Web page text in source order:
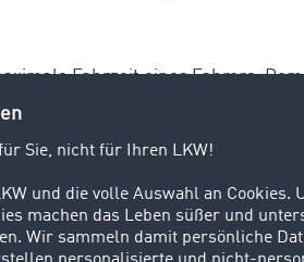
Fahrzeit eines Fahrers.
Zeit muss in zwei Abschnitte
also eine 45-minütige
kürzere Pausen von 15 bzw. 30
zudem um je 1 Stunde